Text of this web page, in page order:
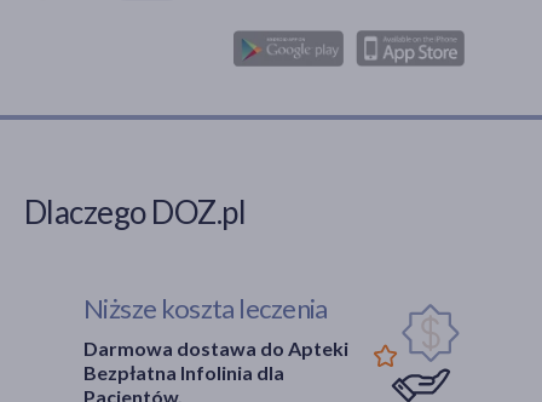
Dlaczego DOZ.pl
Niższe koszta leczenia
Darmowa dostawa do Apteki
Bezpłatna Infolinia dla
Pacjentów.